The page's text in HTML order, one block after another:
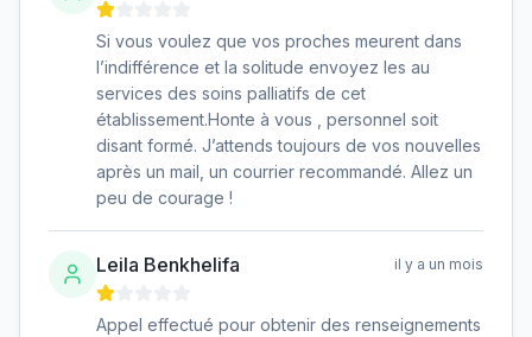
Si vous voulez que vos proches meurent dans
l’indifférence et la solitude envoyez les au
services des soins palliatifs de cet
établissement.Honte à vous , personnel soit
disant formé. J’attends toujours de vos nouvelles
après un mail, un courrier recommandé. Allez un
peu de courage !
Leila Benkhelifa il y a un mois
Appel effectué pour obtenir des renseignements